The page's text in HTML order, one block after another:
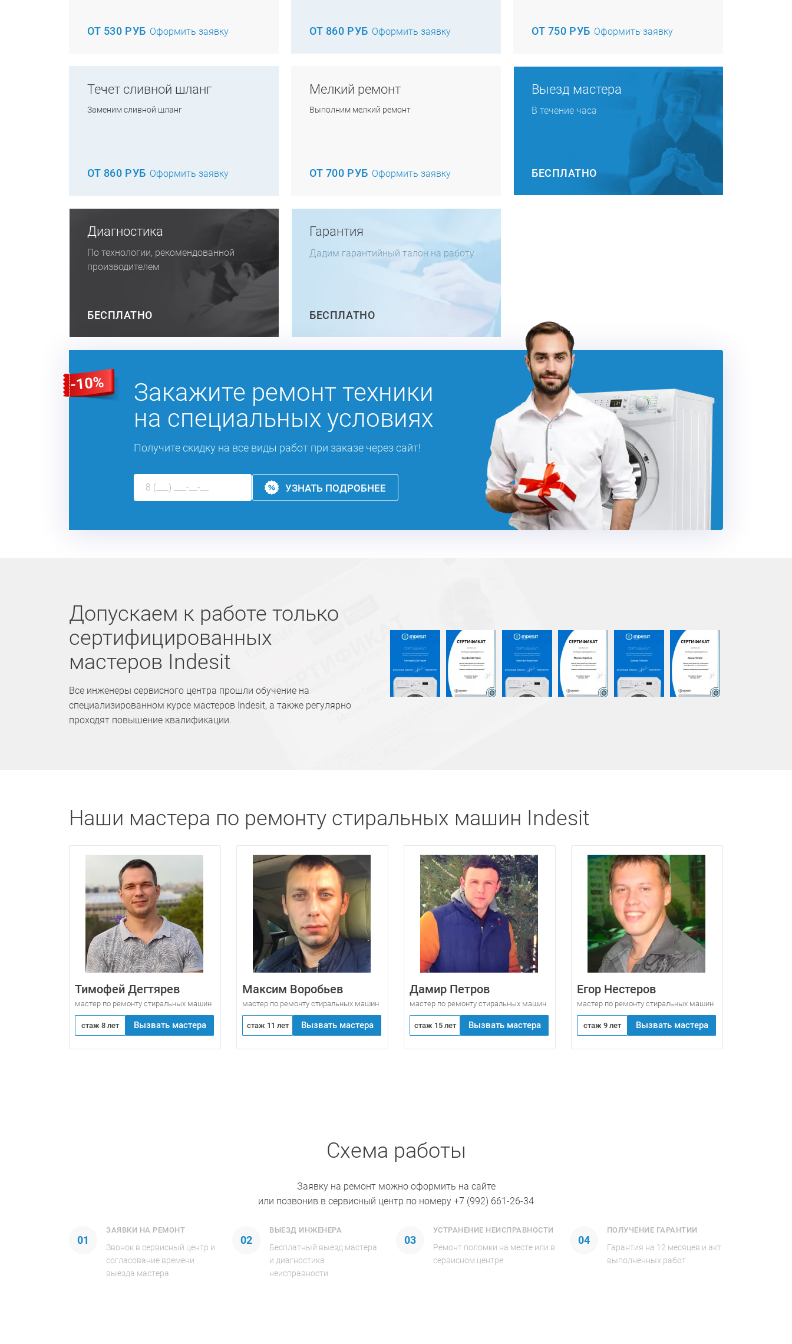
ОТ 530 РУБ Оформить заявку ОТ 860 РУБ Оформить заявку ОТ 750 РУБ Оформить заявку
Течет сливной шланг
Заменим сливной шланг
ОТ 860 РУБ Оформить заявку
Мелкий ремонт
Выполним мелкий ремонт
ОТ 700 РУБ Оформить заявку
Выезд мастера
В течение часа
БЕСПЛАТНО
Диагностика
По технологии, рекомендованной
производителем
БЕСПЛАТНО
Гарантия
Дадим гарантийный талон на работу
БЕСПЛАТНО
Закажите ремонт техники
на специальных условиях
Получите скидку на все виды работ при заказе через сайт!
УЗНАТЬ ПОДРОБНЕЕ
Допускаем к работе только
сертифицированных
мастеров Indesit
Все инженеры сервисного центра прошли обучение на
специализированном курсе мастеров Indesit, а также регулярно
проходят повышение квалификации.
Наши мастера по ремонту стиральных машин Indesit
Тимофей Дегтярев
мастер по ремонту стиральных машин
стаж 8 лет Вызвать мастера
Максим Воробьев
мастер по ремонту стиральных машин
стаж 11 лет Вызвать мастера
Дамир Петров
мастер по ремонту стиральных машин
стаж 15 лет Вызвать мастера
Егор Нестеров
мастер по ремонту стиральных машин
стаж 9 лет Вызвать мастера
Схема работы
Заявку на ремонт можно оформить на сайте
или позвонив в сервисный центр по номеру +7 (992) 661-26-34
01
ЗАЯВКИ НА РЕМОНТ
Звонок в сервисный центр и
согласование времени
выезда мастера
02
ВЫЕЗД ИНЖЕНЕРА
Бесплатный выезд мастера
и диагностика
неисправности
03
УСТРАНЕНИЕ НЕИСПРАВНОСТИ
Ремонт поломки на месте или в
сервисном центре
04
ПОЛУЧЕНИЕ ГАРАНТИИ
Гарантия на 12 месяцев и акт
выполненных работ